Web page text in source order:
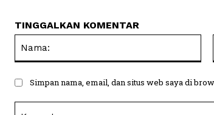
TINGGALKAN KOMENTAR
Simpan nama, email, dan situs web saya di